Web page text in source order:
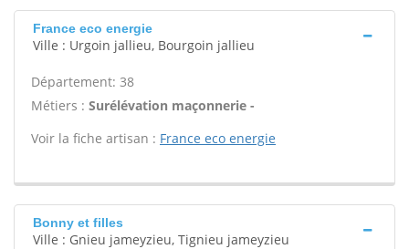
France eco energie
Ville : Urgoin jallieu, Bourgoin jallieu
Département: 38
Métiers : Surélévation maçonnerie -
Voir la fiche artisan : France eco energie
Bonny et filles
Ville : Gnieu jameyzieu, Tignieu jameyzieu